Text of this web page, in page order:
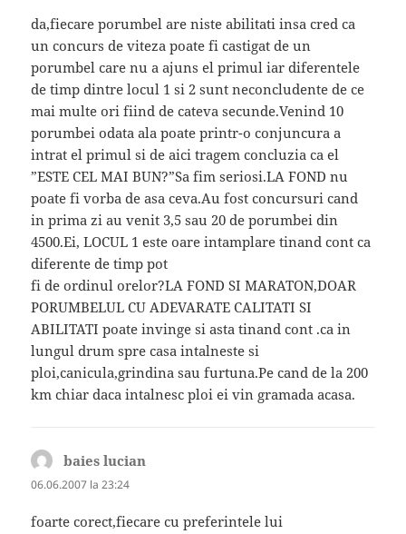
da,fiecare porumbel are niste abilitati insa cred ca
un concurs de viteza poate fi castigat de un
porumbel care nu a ajuns el primul iar diferentele
de timp dintre locul 1 si 2 sunt neconcludente de ce
mai multe ori fiind de cateva secunde.Venind 10
porumbei odata ala poate printr-o conjuncura a
intrat el primul si de aici tragem concluzia ca el
”ESTE CEL MAI BUN?”Sa fim seriosi.LA FOND nu
poate fi vorba de asa ceva.Au fost concursuri cand
in prima zi au venit 3,5 sau 20 de porumbei din
4500.Ei, LOCUL 1 este oare intamplare tinand cont ca
diferente de timp pot
fi de ordinul orelor?LA FOND SI MARATON,DOAR
PORUMBELUL CU ADEVARATE CALITATI SI
ABILITATI poate invinge si asta tinand cont .ca in
lungul drum spre casa intalneste si
ploi,canicula,grindina sau furtuna.Pe cand de la 200
km chiar daca intalnesc ploi ei vin gramada acasa.
baies lucian
06.06.2007 la 23:24
foarte corect,fiecare cu preferintele lui